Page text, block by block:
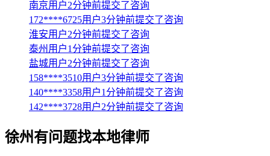
南京用户2分钟前提交了咨询
172****6725用户3分钟前提交了咨询
淮安用户2分钟前提交了咨询
泰州用户1分钟前提交了咨询
盐城用户2分钟前提交了咨询
158****3510用户3分钟前提交了咨询
140****3358用户1分钟前提交了咨询
142****3728用户2分钟前提交了咨询
徐州有问题找本地律师